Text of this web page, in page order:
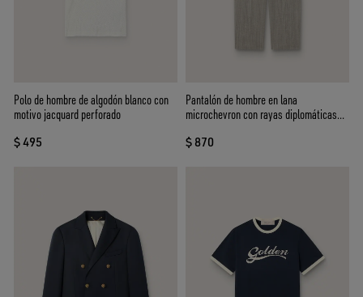
Polo de hombre de algodón blanco con
motivo jacquard perforado
$ 495
Pantalón de hombre en lana
microchevron con rayas diplomáticas
$ 870